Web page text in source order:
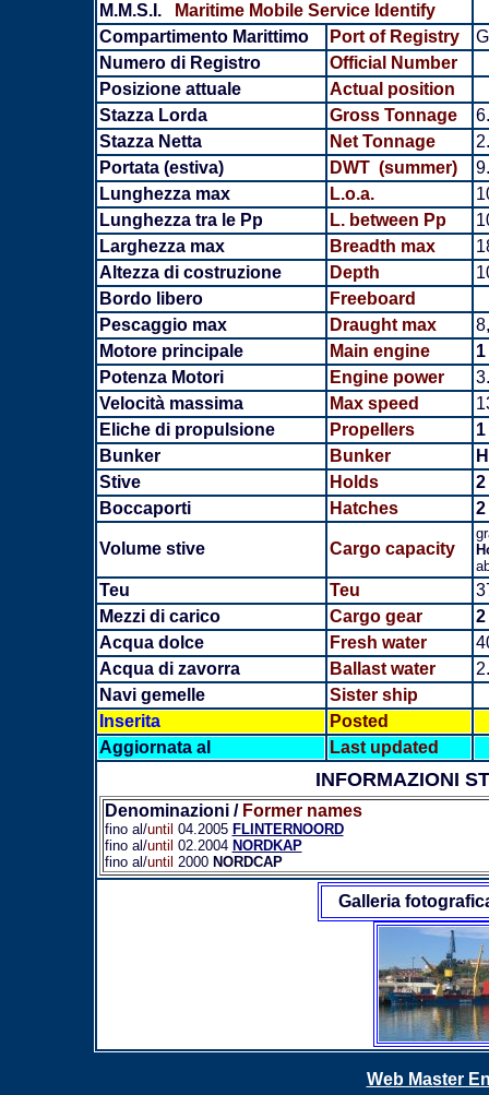
M.M.S.I.
Maritime Mobile Service Identify
Compartimento Marittimo
Port of Registry
Numero di Registro
Official Number
Posizione attuale
Actual position
Stazza Lorda
Gross Tonnage
Stazza Netta
Net Tonnage
Portata (estiva)
DWT (summer)
Lunghezza max
L.o.a.
Lunghezza tra le Pp
L. between Pp
Larghezza max
Breadth max
Altezza di costruzione
Depth
Bordo libero
Freeboard
Pescaggio max
Draught max
Motore principale
Main engine 1
Potenza Motori
Engine power
Velocità massima
Max speed
Eliche di propulsione
Propellers 1
Bunker
Bunker
Stive
Holds 2
Boccaporti
Hatches 2
Volume stive Cargo capacity
Teu Teu
Mezzi di carico
Cargo gear 2
Acqua dolce
Fresh water
Acqua di zavorra
Ballast water
Navi gemelle
Sister ship
Inserita
Posted
Aggiornata al
Last updated
INFORMAZIONI
Denominazioni/ Former names
fino al/until 04.2005 FLINTERNOORD
fino al/until 02.2004 NORDKAP
fino al/until 2000 NORDCAP
Galleria
Web Master